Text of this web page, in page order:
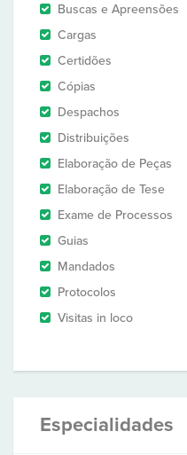
Buscas e Apreensões
Cargas
Certidões
Cópias
Despachos
Distribuições
Elaboração de Peças
Elaboração de Tese
Exame de Processos
Guias
Mandados
Protocolos
Visitas in loco
Especialidades